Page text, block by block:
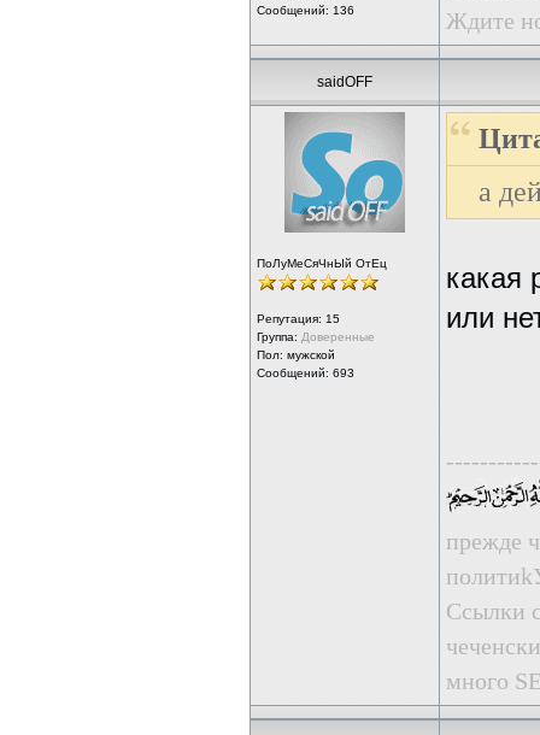
Сообщений: 136
Ждите
saidOFF
ПоЛуМеСяЧнЫй ОтЕц
Репутация: 15
Группа: Доверенные
Пол: мужской
Сообщений: 693
а
какая
или
прежде
Ссылки
много